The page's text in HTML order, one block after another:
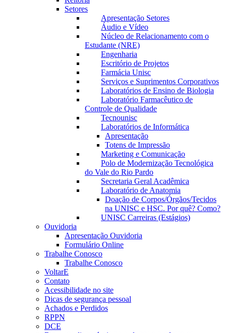
Setores
Apresentação Setores
Áudio e Vídeo
Núcleo de Relacionamento com o
Estudante (NRE)
Engenharia
Escritório de Projetos
Farmácia Unisc
Serviços e Suprimentos Corporativos
Laboratórios de Ensino de Biologia
Laboratório Farmacêutico de
Controle de Qualidade
Tecnounisc
Laboratórios de Informática
Apresentação
Totens de Impressão
Marketing e Comunicação
Polo de Modernização Tecnológica
do Vale do Rio Pardo
Secretaria Geral Acadêmica
Laboratório de Anatomia
Doação de Corpos/Órgãos/Tecidos
na UNISC e HSC. Por quê? Como?
UNISC Carreiras (Estágios)
Ouvidoria
Apresentação Ouvidoria
Formulário Online
Trabalhe Conosco
Trabalhe Conosco
VoltarE
Contato
Acessibilidade no site
Dicas de segurança pessoal
Achados e Perdidos
RPPN
DCE